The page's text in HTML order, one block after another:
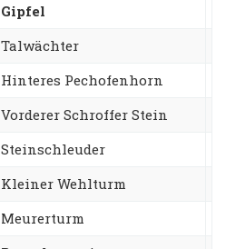
Gipfel
Talwächter
Hinteres Pechofenhorn
Vorderer Schroffer Stein
Steinschleuder
Kleiner Wehlturm
Meurerturm